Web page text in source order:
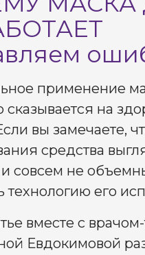
применение
на
вы замечаете,
средства
совсем не
технологию его
вместе с
Евдокимовой